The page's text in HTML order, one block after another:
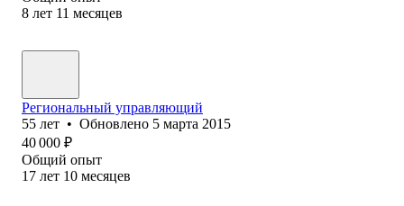
8 лет 11 месяцев
Региональный управляющий
55 лет • Обновлено 5 марта 2015
40 000 ₽
Общий опыт
17 лет 10 месяцев